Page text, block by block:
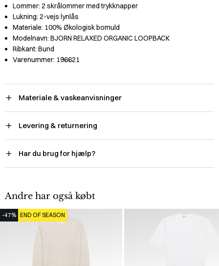
Lommer: 2 skrålommer med trykknapper
Lukning: 2-vejs lynlås
Materiale: 100% Økologisk bomuld
Modelnavn: BJORN RELAXED ORGANIC LOOPBACK
Ribkant: Bund
Varenummer: 196621
Materiale & vaskeanvisninger
Levering & returnering
Har du brug for hjælp?
Andre har også købt
-47% END OF SEASON